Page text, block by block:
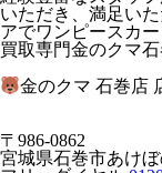
いただき、満足い
アでワンピースカ
買取専門金のクマ
金のクマ 石巻店
〒986-0862
宮城県石巻市あけ